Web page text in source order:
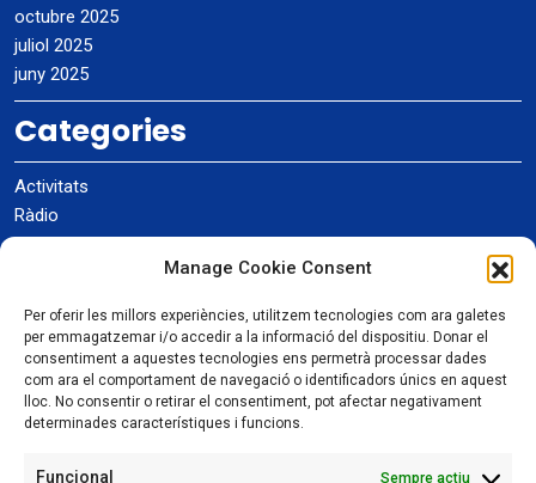
Manage Cookie Consent
Per oferir les millors experiències, utilitzem tecnologies com ara galetes
per emmagatzemar i/o accedir a la informació del dispositiu. Donar el
consentiment a aquestes tecnologies ens permetrà processar dades
com ara el comportament de navegació o identificadors únics en aquest
lloc. No consentir o retirar el consentiment, pot afectar negativament
determinades característiques i funcions.
Funcional Sempre actiu
octubre 2025
juliol 2025
juny 2025
Categories
Activitats
Ràdio
Recent Posts
"Sense fils, sense fronteres" Parlem de la nostra ràdio a la ràdio
del Pallars
Concurs ARRL 10m
Concurs CQ World Wide DX 2025
Fem el KOS (King Of Spain) Contest